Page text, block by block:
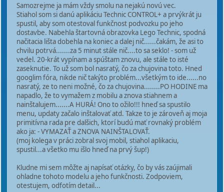
Samozrejme ja mám vždy smolu na nejakú novú vec.
Stiahol som si danú aplikáciu Technic CONTROL+ a prvýkrát ju
spustil, aby som otestoval funkčnost podvozku po jeho
dostavbe. Nabehla štartovná obrazovka Lego Technic, spodná
načitacia lišta dobehla na koniec a dalej nič......čakám, že asi to
chvilu potrvá.......za 5 minut stále nič....to sa seklo! - som už
vedel. 20-krát vypínam a spúštam znovu, ale stále to isté
zaseknutie. To už som bol nasratý, čo za chujovina toto. Hned
googlim fóra, nikde nič takýto problém...všetkým to ide......no
nasratý, ze to neni možné, čo za chujovina........PO HODINE ma
napadlo, že to vymažem z mobilu a znova stiahnem a
nainštalujem.......A HURÁ! Ono to ožilo!!! hneď sa spustilo
menu, updaty začalo inštalovať atd. Takze to je zároveň aj moja
primitívna rada pre dalšich, ktorí budú mať rovnaký problém
ako ja: - VYMAZAŤ a ZNOVA NAINŠTALOVAŤ.
(moj kolega v práci zobral svoj mobil, stiahol aplikaciu,
spustil...a všetko mu išlo hneď na prvý šup!)
Kludne mi sem môžte aj napísať otázky, čo by vás zaújimali
ohladne tohoto modelu a jeho funkčnosti. Zodpoviem,
otestujem, odfotím detail...